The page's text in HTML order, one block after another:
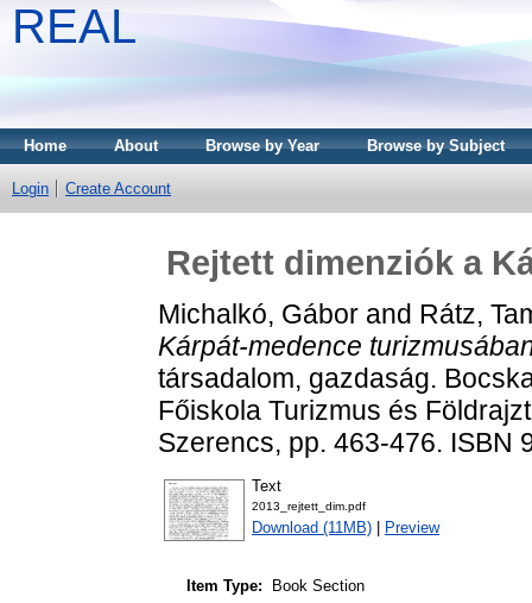
REAL
Home About Browse by Year Browse by Subject
Login Create Account
Rejtett dimenziók a
Michalkó, Gábor and Rátz,
Kárpát-medence
társadalom, gazdaság.
Főiskola Turizmus és
Szerencs, pp. 463-476. ISBN
Text
2013_rejtett_dim.pdf
Download (11MB) Preview
Item Type:
Book Section